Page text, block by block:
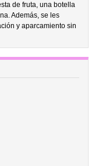
de fruta, una botella
Además, se les
y aparcamiento sin